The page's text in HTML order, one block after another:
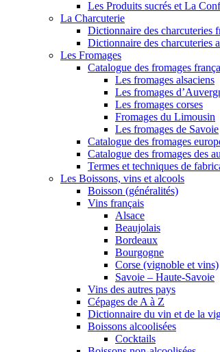
Les Produits sucrés et La
La Charcuterie
Dictionnaire des charcuteries
Dictionnaire des charcuteries
Les Fromages
Catalogue des fromages
Les fromages alsaciens
Les fromages
Les fromages corses
Fromages du Limousin
Les fromages de Savoie
Catalogue des fromages
Catalogue des fromages des
Termes et techniques de
Les Boissons, vins et alcools
Boisson (généralités)
Vins français
Alsace
Beaujolais
Bordeaux
Bourgogne
Corse (vignoble et vins)
Savoie – Haute-Savoie
Vins des autres pays
Cépages de A à Z
Dictionnaire du vin et de la
Boissons alcoolisées
Cocktails